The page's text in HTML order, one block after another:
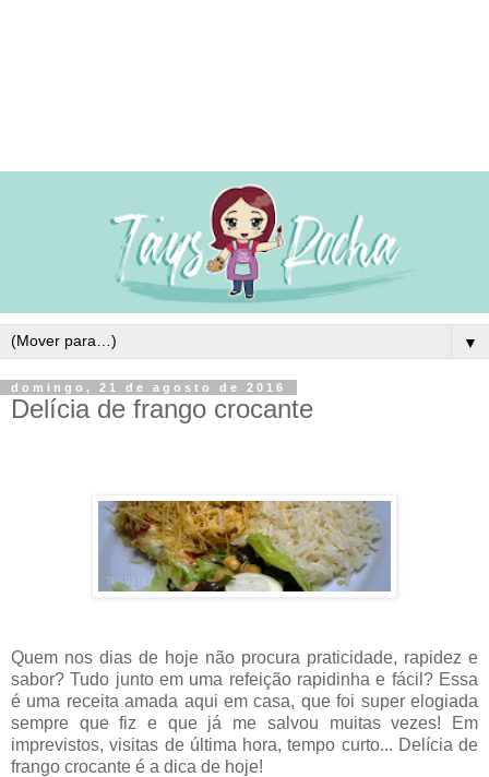
▼
domingo, 21 de agosto de 2016
Delícia de frango crocante
Quem nos dias de hoje não procura praticidade, rapidez e
sabor? Tudo junto em uma refeição rapidinha e fácil? Essa
é uma receita amada aqui em casa, que foi super elogiada
sempre que fiz e que já me salvou muitas vezes! Em
imprevistos, visitas de última hora, tempo curto... Delícia de
frango crocante é a dica de hoje!